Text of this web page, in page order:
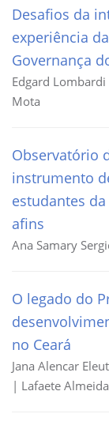
Desafios da
experiência
Governança
Edgard
Mota
Observatório
instrumento
estudantes
afins
Ana Samary
O legado do
no Ceará
Jana Alencar
| Lafaete